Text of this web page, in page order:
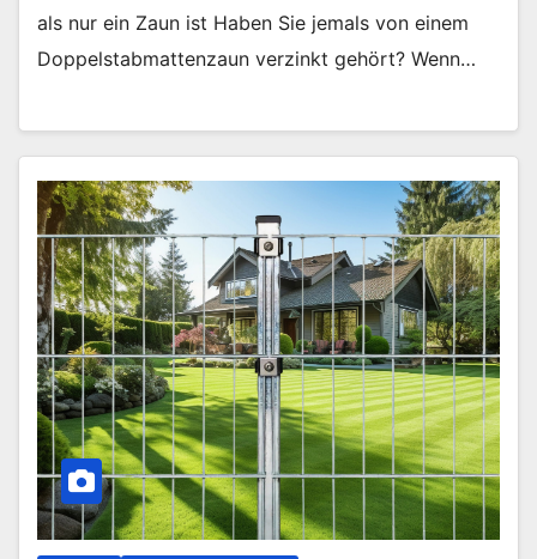
als nur ein Zaun ist Haben Sie jemals von einem
Doppelstabmattenzaun verzinkt gehört? Wenn…